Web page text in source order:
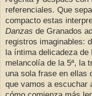
referenciales. Que
compacto estas
Danzas de Granados
registros imaginables:
la íntima delicadeza de
melancolía de la 5ª, la
una sola frase en ellas
que vamos a escuchar